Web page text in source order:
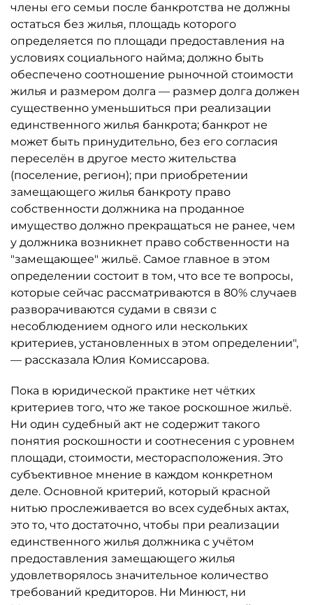
члены его семьи после банкротства не должны
остаться без жилья, площадь которого
определяется по площади предоставления на
условиях социального найма; должно быть
обеспечено соотношение рыночной стоимости
жилья и размером долга — размер долга должен
существенно уменьшиться при реализации
единственного жилья банкрота; банкрот не
может быть принудительно, без его согласия
переселён в другое место жительства
(поселение, регион); при приобретении
замещающего жилья банкроту право
собственности должника на проданное
имущество должно прекращаться не ранее, чем
у должника возникнет право собственности на
"замещающее" жильё. Самое главное в этом
определении состоит в том, что все те вопросы,
которые сейчас рассматриваются в 80% случаев
разворачиваются судами в связи с
несоблюдением одного или нескольких
критериев, установленных в этом определении",
— рассказала Юлия Комиссарова.
Пока в юридической практике нет чётких
критериев того, что же такое роскошное жильё.
Ни один судебный акт не содержит такого
понятия роскошности и соотнесения с уровнем
площади, стоимости, месторасположения. Это
субъективное мнение в каждом конкретном
деле. Основной критерий, который красной
нитью прослеживается во всех судебных актах,
это то, что достаточно, чтобы при реализации
единственного жилья должника с учётом
предоставления замещающего жилья
удовлетворялось значительное количество
требований кредиторов. Ни Минюст, ни